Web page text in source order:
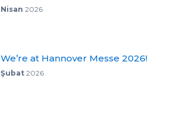
Nisan 2026
We’re at Hannover Messe 2026!
Şubat2026